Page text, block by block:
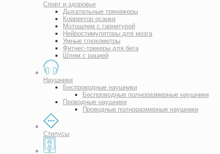
Спорт и здоровье
Дыхательные тренажеры
Корректор осанки
Мотошлем с гарнитурой
Нейростимуляторы для мозга
Умные глюкометры
Фитнес-трекеры для бега
Шлем с рацией
Наушники
Беспроводные наушники
Беспроводные полноразмерные наушники
Проводные наушники
Проводные полноразмерные наушники
Стилусы